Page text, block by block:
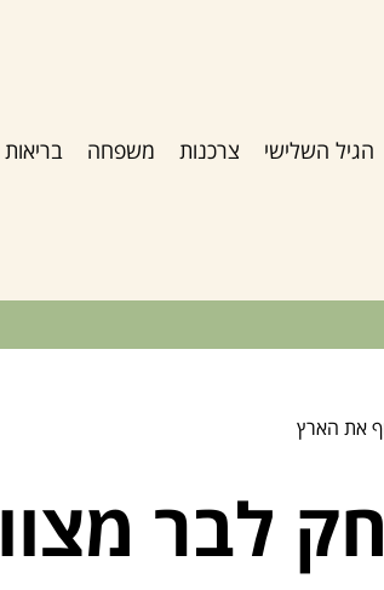
הגיל השלישי צרכנות משפחה בריאות
את הארץ
לבר